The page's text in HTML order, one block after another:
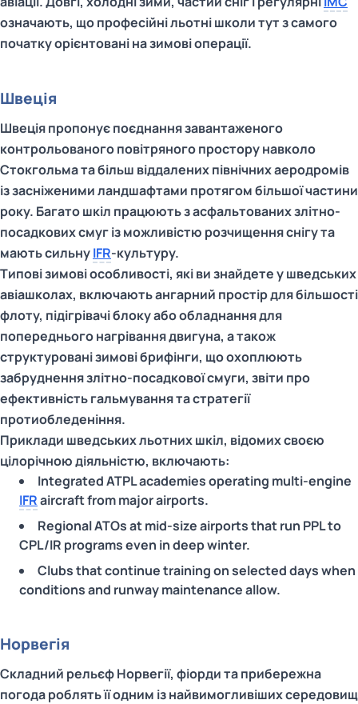
означають, що професійні льотні школи тут з самого
початку орієнтовані на зимові операції.
Швеція
Швеція пропонує поєднання завантаженого
контрольованого повітряного простору навколо
Стокгольма та більш віддалених північних аеродромів
із засніженими ландшафтами протягом більшої частини
року. Багато шкіл працюють з асфальтованих злітно-
посадкових смуг із можливістю розчищення снігу та
мають сильнуIFR-культуру.
Типові зимові особливості, які ви знайдете у шведських
авіашколах, включають ангарний простір для більшості
флоту, підігрівачі блоку або обладнання для
попереднього нагрівання двигуна, а також
структуровані зимові брифінги, що охоплюють
забруднення злітно-посадкової смуги, звіти про
ефективність гальмування та стратегії
протиобледеніння.
Приклади шведських льотних шкіл, відомих своєю
цілорічною діяльністю, включають:
Integrated ATPL academies operating multi-engine
IFRaircraft from major airports.
Regional ATOs at mid-size airports that run PPL to
CPL/IR programs even in deep winter.
Clubs that continue training on selected days when
conditions and runway maintenance allow.
Норвегія
Складний рельєф Норвегії, фіорди та прибережна
погода роблять її одним із найвимогливіших середовищ